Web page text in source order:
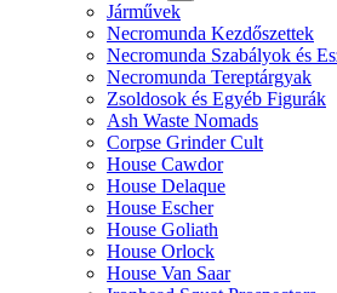
Járművek
Necromunda Kezdőszettek
Necromunda Szabályok és
Necromunda Tereptárgyak
Zsoldosok és Egyéb Figurák
Ash Waste Nomads
Corpse Grinder Cult
House Cawdor
House Delaque
House Escher
House Goliath
House Orlock
House Van Saar